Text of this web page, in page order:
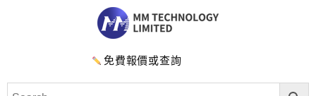
免費報價或查詢